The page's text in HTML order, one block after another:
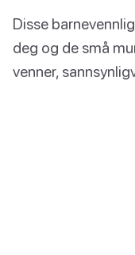
Disse
deg og de små
venner,